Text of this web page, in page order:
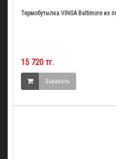
Термобутылка VINGA Baltimore из
15 720 тг.
Заказать